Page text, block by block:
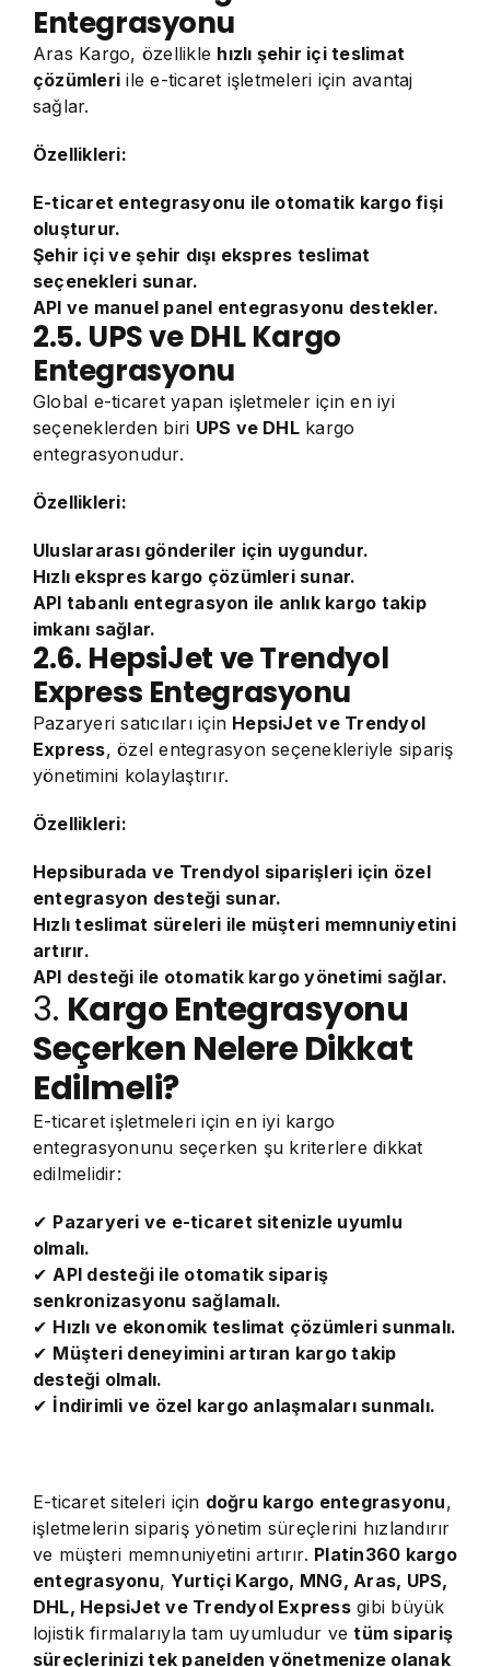
Entegrasyonu
Aras Kargo, özellikle hızlı şehir içi teslimat
çözümleri ile e-ticaret işletmeleri için avantaj
sağlar.
Özellikleri:
E-ticaret entegrasyonu ile otomatik kargo fişi
oluşturur.
Şehir içi ve şehir dışı ekspres teslimat
seçenekleri sunar.
API ve manuel panel entegrasyonu destekler.
2.5. UPS ve DHL Kargo
Entegrasyonu
Global e-ticaret yapan işletmeler için en iyi
seçeneklerden biri UPS ve DHLkargo
entegrasyonudur.
Özellikleri:
Uluslararası gönderiler için uygundur.
Hızlı ekspres kargo çözümleri sunar.
API tabanlı entegrasyon ile anlık kargo takip
imkanı sağlar.
2.6. HepsiJet ve Trendyol
Express Entegrasyonu
Pazaryeri satıcıları için HepsiJet ve Trendyol
Express, özel entegrasyon seçenekleriyle sipariş
yönetimini kolaylaştırır.
Özellikleri:
Hepsiburada ve Trendyol siparişleri için özel
entegrasyon desteği sunar.
Hızlı teslimat süreleri ile müşteri memnuniyetini
artırır.
API desteği ile otomatik kargo yönetimi sağlar.
3. Kargo Entegrasyonu
Seçerken Nelere Dikkat
Edilmeli?
E-ticaret işletmeleri için en iyi kargo
entegrasyonunu seçerken şu kriterlere dikkat
edilmelidir:
✔ Pazaryeri ve e-ticaret sitenizle uyumlu
olmalı.
✔API desteği ile otomatik sipariş
senkronizasyonu sağlamalı.
✔ Hızlı ve ekonomik teslimat çözümleri sunmalı.
✔ Müşteri deneyimini artıran kargo takip
desteği olmalı.
✔ İndirimli ve özel kargo anlaşmaları sunmalı.
E-ticaret siteleri için doğru kargo entegrasyonu,
işletmelerin sipariş yönetim süreçlerini hızlandırır
ve müşteri memnuniyetini artırır. Platin360 kargo
entegrasyonu, Yurtiçi Kargo, MNG, Aras, UPS,
DHL, HepsiJet ve Trendyol Expressgibi büyük
lojistik firmalarıyla tam uyumludur vetüm sipariş
süreçlerinizi tek panelden yönetmenize olanak